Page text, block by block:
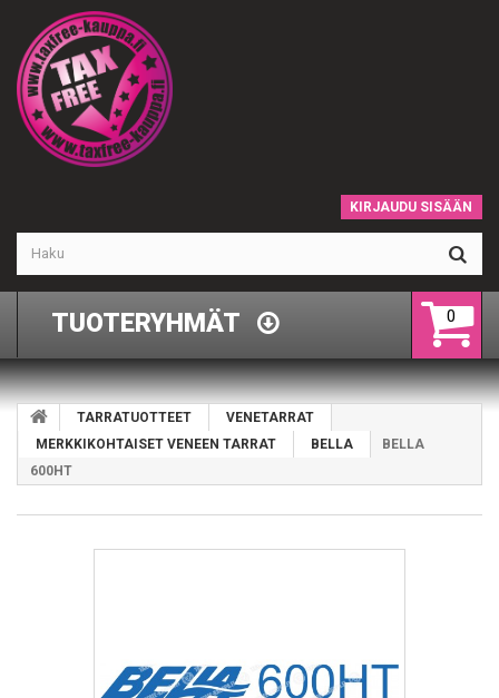
KIRJAUDU SISÄÄN
0
TUOTERYHMÄT
TARRATUOTTEET
VENETARRAT
MERKKIKOHTAISET VENEEN TARRAT
BELLA
BELLA
600HT